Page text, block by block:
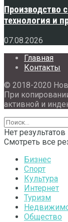
Производство
технология и
07.08.2026
Главная
Контакты
© 2018-2020
При
активной и
Нет результатов
Смотреть все
Бизнес
Спорт
Культура
Интернет
Туризм
Общество